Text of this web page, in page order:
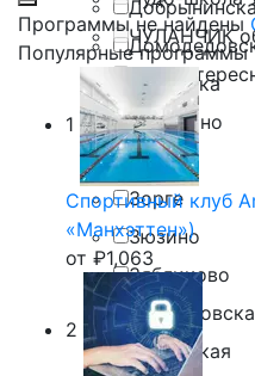
Дубровка
Жулебино
Заря
Зорге
Зюзино
Зябликово
Калужская
ЧУЛАНЧИК
Это
Программы не найдены
Популярные программы
1
Спортивный клуб
«Манхэттен»)
от ₽1,063
2